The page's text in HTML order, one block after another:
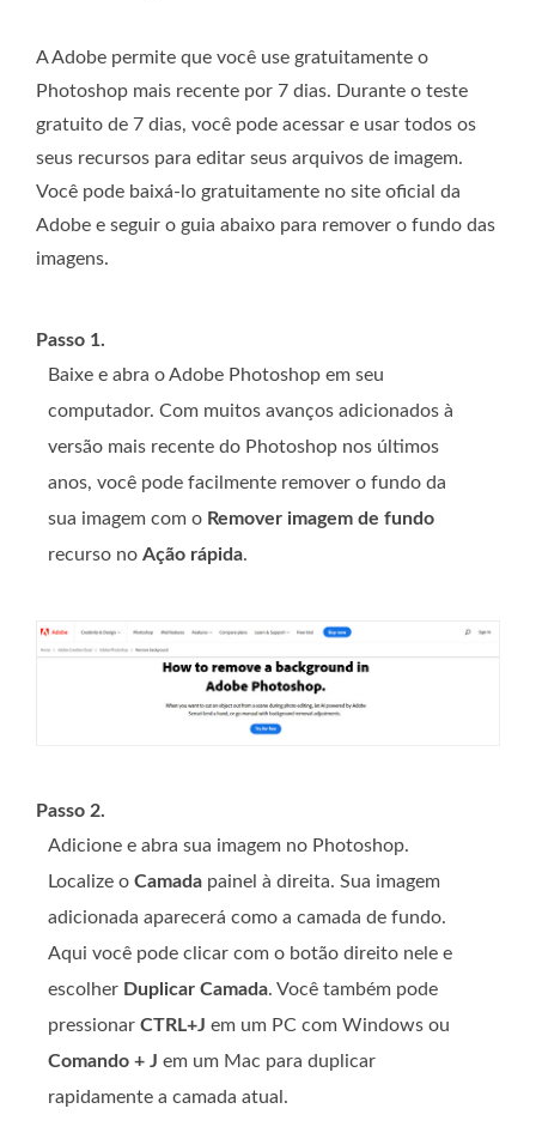
A Adobe permite que você use gratuitamente o
Photoshop mais recente por 7 dias. Durante o teste
gratuito de 7 dias, você pode acessar e usar todos os
seus recursos para editar seus arquivos de imagem.
Você pode baixá-lo gratuitamente no site oficial da
Adobe e seguir o guia abaixo para remover o fundo das
imagens.
Passo 1.
Baixe e abra o Adobe Photoshop em seu
computador. Com muitos avanços adicionados à
versão mais recente do Photoshop nos últimos
anos, você pode facilmente remover o fundo da
sua imagem com o Remover imagem de fundo
recurso no Ação rápida.
Passo 2.
Adicione e abra sua imagem no Photoshop.
Localize o Camada painel à direita. Sua imagem
adicionada aparecerá como a camada de fundo.
Aqui você pode clicar com o botão direito nele e
escolher Duplicar Camada. Você também pode
pressionar CTRL+J em um PC com Windows ou
Comando + J em um Mac para duplicar
rapidamente a camada atual.